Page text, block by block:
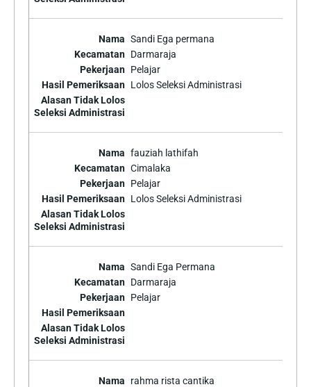
Sandi Ega permana
Darmaraja
Pelajar
Lolos Seleksi Administrasi
fauziah lathifah
Cimalaka
Pelajar
Lolos Seleksi Administrasi
Sandi Ega Permana
Darmaraja
Pelajar
rahma rista cantika